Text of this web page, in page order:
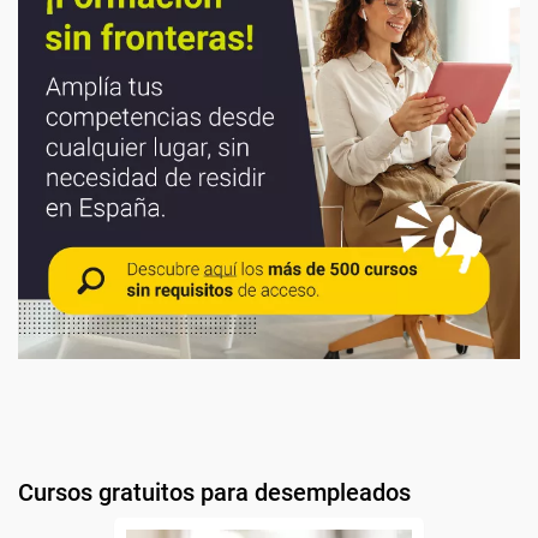
Cursos gratuitos para desempleados